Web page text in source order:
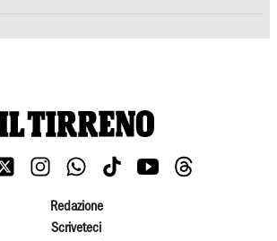
Redazione
Scriveteci